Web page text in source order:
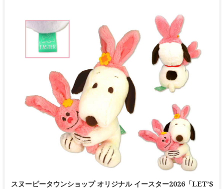
スヌーピータウンショップ オリジナル イースター2026「LET’S